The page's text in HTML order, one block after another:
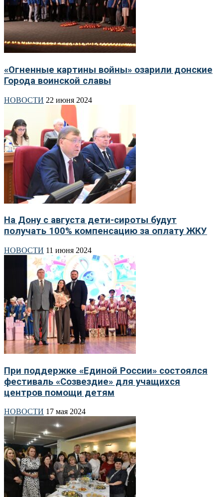
«Огненные картины войны» озарили донские
Города воинской славы
НОВОСТИ 22 июня 2024
На Дону с августа дети-сироты будут
получать 100% компенсацию за оплату ЖКУ
НОВОСТИ 11 июня 2024
При поддержке «Единой России» состоялся
фестиваль «Созвездие» для учащихся
центров помощи детям
НОВОСТИ 17 мая 2024